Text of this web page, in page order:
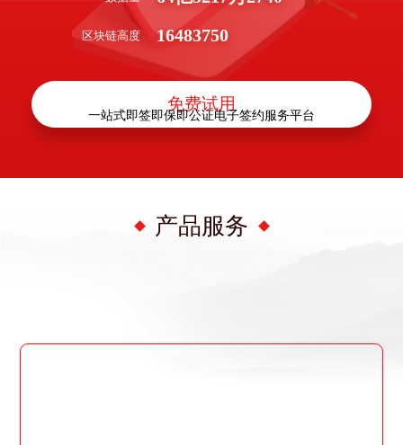
区块链高度 16483750
免费试用
产品服务
一站式即签即保即公证电子签约服务平台